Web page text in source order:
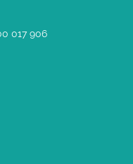
017 906